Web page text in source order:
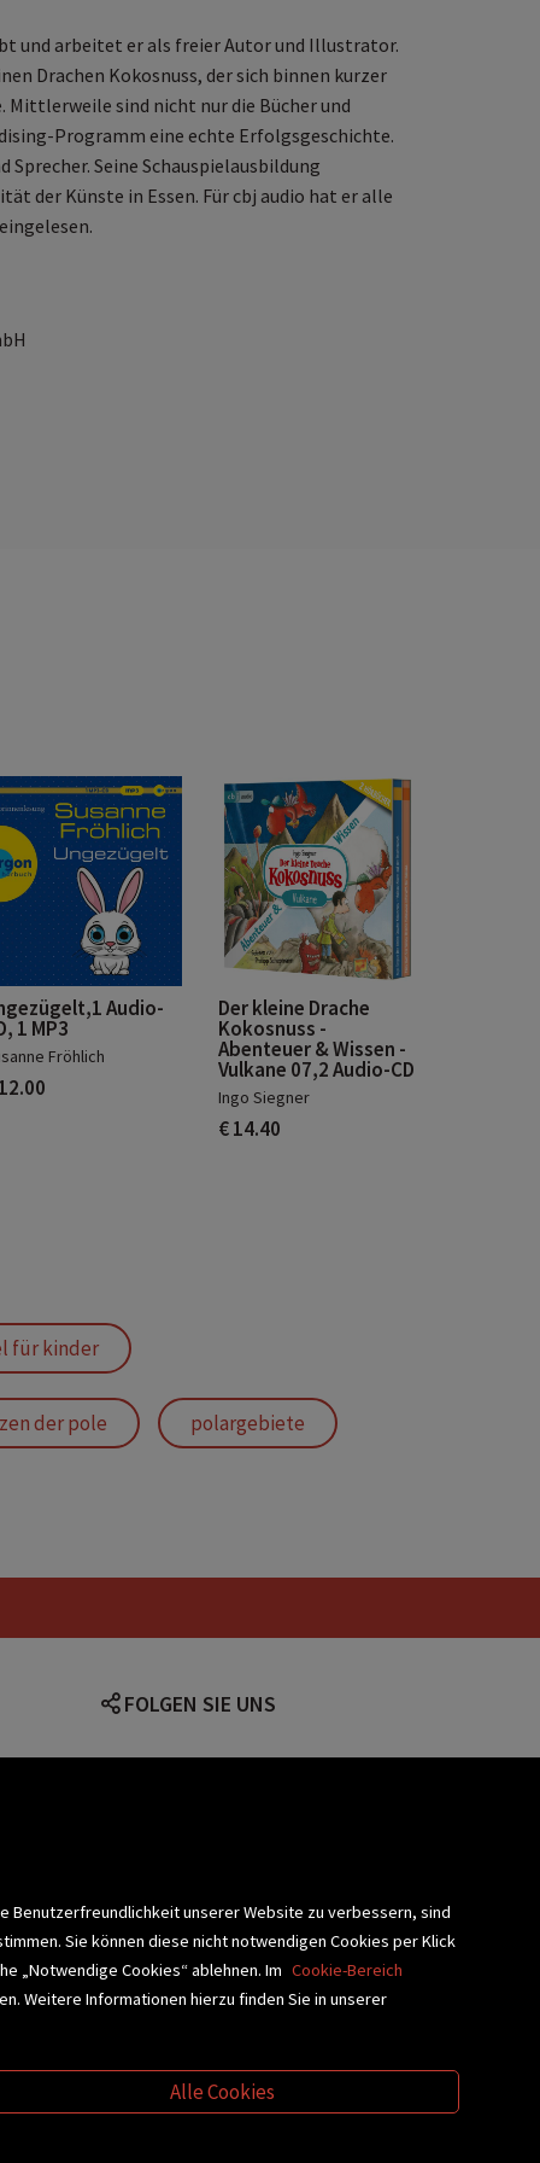
und arbeitet er als freier Autor und Illustrator.
Drachen Kokosnuss, der sich binnen kurzer
sind nicht nur die Bücher und
Programm eine echte Erfolgsgeschichte.
Sprecher. Seine Schauspielausbildung
der Künste in Essen. Für cbj audio hat er alle
Audio-
1 MP3
Fröhlich
Der kleine Drache
Kokosnuss -
Abenteuer & Wissen -
Vulkane 07,2 Audio-CD
Ingo Siegner
€ 14.40
für kinder
der pole polargebiete
FOLGEN SIE UNS
Benutzerfreundlichkeit unserer Website zu verbessern, sind
Sie können diese nicht notwendigen Cookies per Klick
„Notwendige Cookies“ ablehnen. Im Cookie-Bereich
Weitere Informationen hierzu finden Sie in unserer
Alle Cookies